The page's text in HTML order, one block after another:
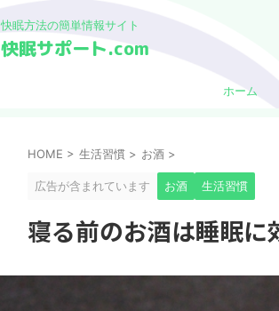
快眠方法の簡単情報サイト
快眠サポート.com
ホーム
HOME > 生活習慣 > お酒 >
広告が含まれています お酒 生活習慣
寝る前のお酒は睡眠に